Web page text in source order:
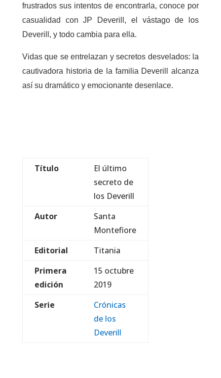
frustrados sus intentos de encontrarla, conoce por
casualidad con JP Deverill, el vástago de los
Deverill, y todo cambia para ella.
Vidas que se entrelazan y secretos desvelados: la
cautivadora historia de la familia Deverill alcanza
así su dramático y emocionante desenlace.
Título
El último
secreto de
los Deverill
Autor
Santa
Montefiore
Editorial
Titania
Primera
edición
15 octubre
2019
Serie
Crónicas
de los
Deverill